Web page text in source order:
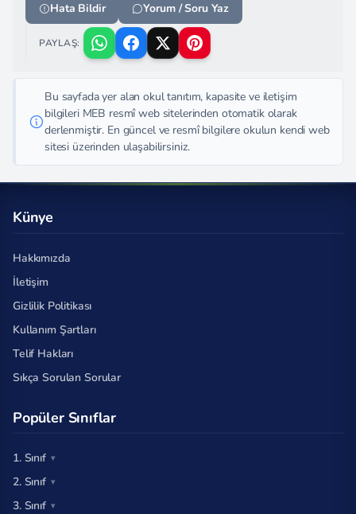
Hata Bildir Yorum / Soru Yaz
PAYLAŞ:
Bu sayfada yer alan okul tanıtım, kapasite ve iletişim
bilgileri MEB resmî web sitelerinden otomatik olarak
derlenmiştir. En güncel ve resmî bilgilere okulun kendi web
sitesi üzerinden ulaşabilirsiniz.
Künye
Hakkımızda
İletişim
Gizlilik Politikası
Kullanım Şartları
Telif Hakları
Sıkça Sorulan Sorular
Popüler Sınıflar
1. Sınıf
2. Sınıf
3. Sınıf